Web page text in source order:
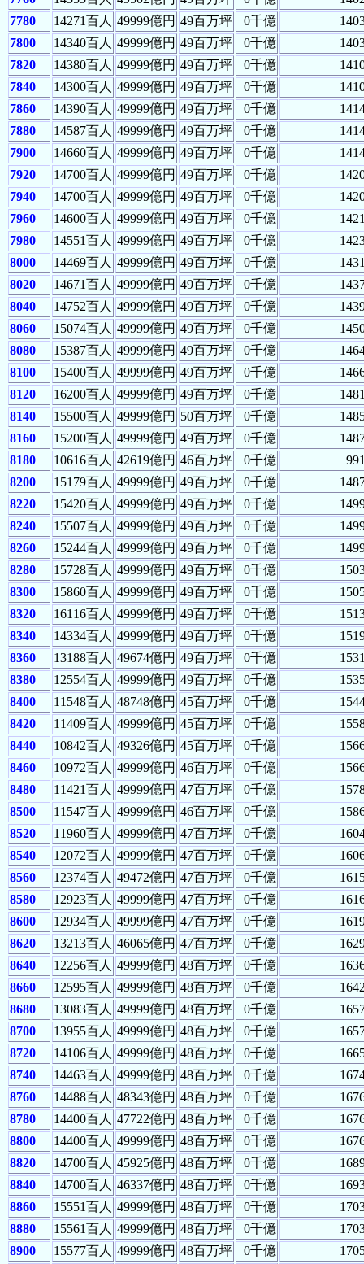
7780
14271百人 49999億円 49百万坪 0千億
7800
14340百人 49999億円 49百万坪 0千億
7820
14380百人 49999億円 49百万坪 0千億
7840
14300百人 49999億円 49百万坪 0千億
7860
14390百人 49999億円 49百万坪 0千億
7880
14587百人 49999億円 49百万坪 0千億
7900
14660百人 49999億円 49百万坪 0千億
7920
14700百人 49999億円 49百万坪 0千億
7940
14700百人 49999億円 49百万坪 0千億
7960
14600百人 49999億円 49百万坪 0千億
7980
14551百人 49999億円 49百万坪 0千億
8000
14469百人 49999億円 49百万坪 0千億
8020
14671百人 49999億円 49百万坪 0千億
8040
14752百人 49999億円 49百万坪 0千億
8060
15074百人 49999億円 49百万坪 0千億
8080
15387百人 49999億円 49百万坪 0千億
8100
15400百人 49999億円 49百万坪 0千億
8120
16200百人 49999億円 49百万坪 0千億
8140
15500百人 49999億円 50百万坪 0千億
8160
15200百人 49999億円 49百万坪 0千億
8180
10616百人 42619億円 46百万坪 0千億
8200
15179百人 49999億円 49百万坪 0千億
8220
15420百人 49999億円 49百万坪 0千億
8240
15507百人 49999億円 49百万坪 0千億
8260
15244百人 49999億円 49百万坪 0千億
8280
15728百人 49999億円 49百万坪 0千億
8300
15860百人 49999億円 49百万坪 0千億
8320
16116百人 49999億円 49百万坪 0千億
8340
14334百人 49999億円 49百万坪 0千億
8360
13188百人 49674億円 49百万坪 0千億
8380
12554百人 49999億円 49百万坪 0千億
8400
11548百人 48748億円 45百万坪 0千億
8420
11409百人 49999億円 45百万坪 0千億
8440
10842百人 49326億円 45百万坪 0千億
8460
10972百人 49999億円 46百万坪 0千億
8480
11421百人 49999億円 47百万坪 0千億
8500
11547百人 49999億円 46百万坪 0千億
8520
11960百人 49999億円 47百万坪 0千億
8540
12072百人 49999億円 47百万坪 0千億
8560
12374百人 49472億円 47百万坪 0千億
8580
12923百人 49999億円 47百万坪 0千億
8600
12934百人 49999億円 47百万坪 0千億
8620
13213百人 46065億円 47百万坪 0千億
8640
12256百人 49999億円 48百万坪 0千億
8660
12595百人 49999億円 48百万坪 0千億
8680
13083百人 49999億円 48百万坪 0千億
8700
13955百人 49999億円 48百万坪 0千億
8720
14106百人 49999億円 48百万坪 0千億
8740
14463百人 49999億円 48百万坪 0千億
8760
14488百人 48343億円 48百万坪 0千億
8780
14400百人 47722億円 48百万坪 0千億
8800
14400百人 49999億円 48百万坪 0千億
8820
14700百人 45925億円 48百万坪 0千億
8840
14700百人 46337億円 48百万坪 0千億
8860
15551百人 49999億円 48百万坪 0千億
8880
15561百人 49999億円 48百万坪 0千億
8900
15577百人 49999億円 48百万坪 0千億